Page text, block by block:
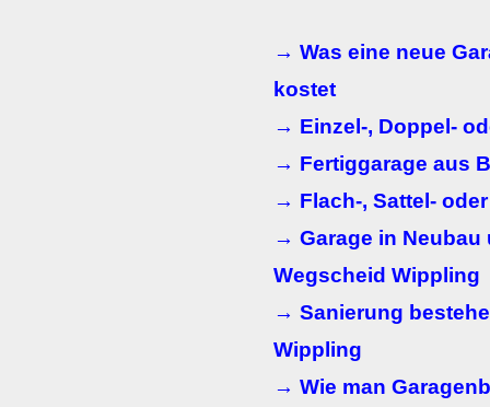
→ Was eine neue
kostet
→ Einzel-, Doppel-
→ Fertiggarage aus
→ Flach-, Sattel-
→ Garage in
Wegscheid Wippling
→ Sanierung
Wippling
→ Wie man